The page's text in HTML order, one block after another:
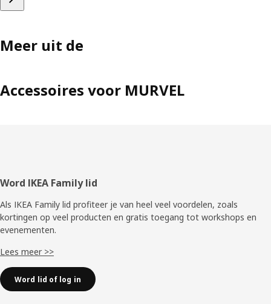
Meer uit de
Accessoires voor MURVEL
Voettekst
Word IKEA Family lid
Als IKEA Family lid profiteer je van heel veel voordelen, zoals
kortingen op veel producten en gratis toegang tot workshops en
evenementen.
Lees meer >>
Word lid of log in